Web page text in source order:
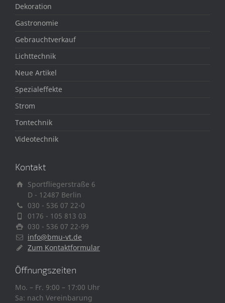
Dekoration
Gastronomie
Gebrauchtverkauf
Lichttechnik
Neue Artikel
Spezialeffekte
Strom
Tontechnik
Videotechnik
Kontakt
Sportfliegerstraße 6
D - 12487 Berlin
030 - 536 07 22-0
0176 - 105 813 03
030 - 536 07 22-99
info@bmu-vt.de
Zum Kontaktformular
Öffnungszeiten
Mo. – Fr. 9:00 – 17:00 Uhr
Sa: nach Vereinbarung